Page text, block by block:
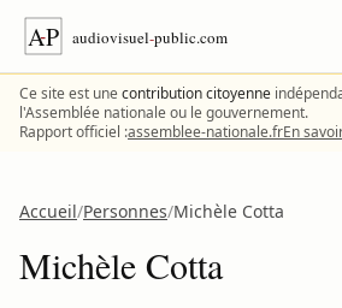
Aller au contenu
Ce site est unecontribution citoyenne
l'Assemblée nationale ou le gouvernement.
Rapport officiel :assemblee-nationale.frEn
Accueil/Personnes/Michèle Cotta
Michèle Cotta